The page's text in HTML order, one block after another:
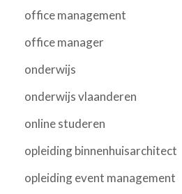
office management
office manager
onderwijs
onderwijs vlaanderen
online studeren
opleiding binnenhuisarchitect
opleiding event management